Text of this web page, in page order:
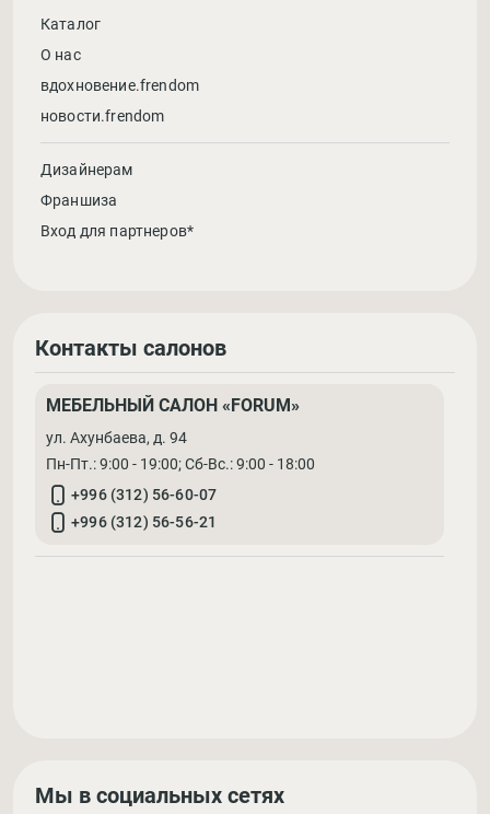
Каталог
О нас
вдохновение.frendom
новости.frendom
Дизайнерам
Франшиза
Вход для партнеров*
Контакты салонов
МЕБЕЛЬНЫЙ САЛОН «FORUM»
ул. Ахунбаева, д. 94
Пн-Пт.: 9:00 - 19:00; Cб-Вс.: 9:00 - 18:00
+996 (312) 56-60-07
+996 (312) 56-56-21
Мы в социальных сетях